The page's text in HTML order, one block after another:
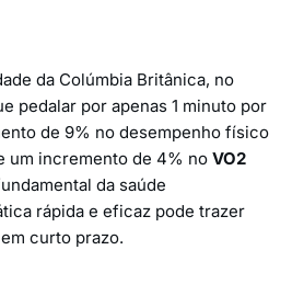
da Colúmbia Britânica, no
pedalar por apenas 1 minuto por
de 9% no desempenho físico
um incremento de 4% no VO2
da saúde
rápida e eficaz pode trazer
curto prazo.